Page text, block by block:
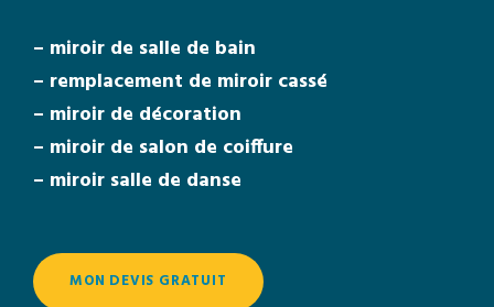
– miroir de salle de bain
– remplacement de miroir cassé
– miroir de décoration
– miroir de salon de coiffure
– miroir salle de danse
MON DEVIS GRATUIT